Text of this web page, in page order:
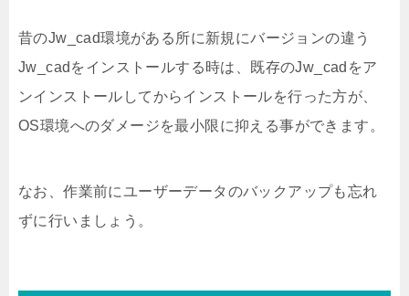
昔のJw_cad環境がある所に新規にバージョンの違う
Jw_cadをインストールする時は、既存のJw_cadをア
ンインストールしてからインストールを行った方が、
OS環境へのダメージを最小限に抑える事ができます。
なお、作業前にユーザーデータのバックアップも忘れ
ずに行いましょう。